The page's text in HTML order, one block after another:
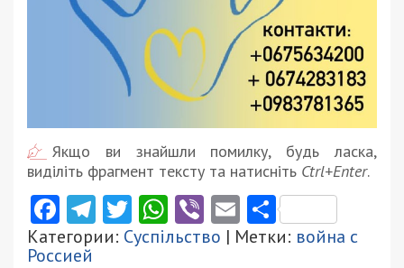
Якщо ви знайшли помилку, будь ласка,
виділіть фрагмент тексту та натисніть Ctrl+Enter.
Facebook
Telegram
Twitter
WhatsApp
ViberEmail
Категории: Суспільство | Метки: война с
Россией